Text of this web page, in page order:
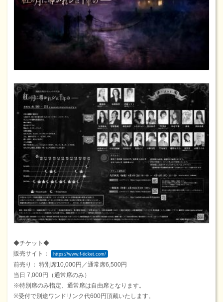
◆チケット◆
販売サイト：
https://www.f-ticket.com/
前売り： 特別席10,000円／通常席6,500円
当日 7,000円（通常席のみ）
※特別席のみ指定、通常席は自由席となります。
※受付で別途ワンドリンク代600円頂戴いたします。